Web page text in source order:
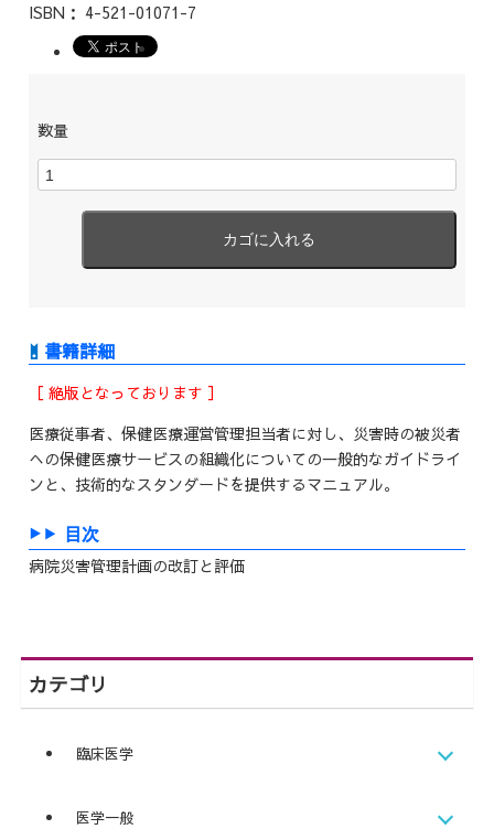
ISBN： 4-521-01071-7
数量
［ 絶版となっております ］
医療従事者、保健医療運営管理担当者に対し、災害時の被災者
への保健医療サービスの組織化についての一般的なガイドライ
ンと、技術的なスタンダードを提供するマニュアル。
目次
病院災害管理計画の改訂と評価
カテゴリ
臨床医学
医学一般